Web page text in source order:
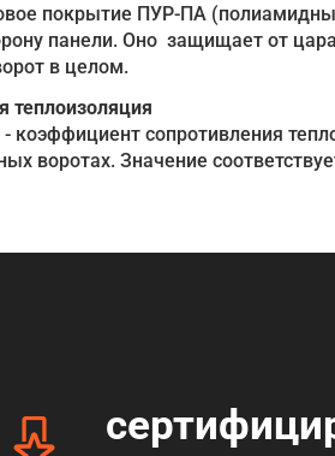
покрытие ПУР-ПА
панели. Оно защищает от
в целом.
теплоизоляция
- коэффициент сопротивления
воротах. Значение